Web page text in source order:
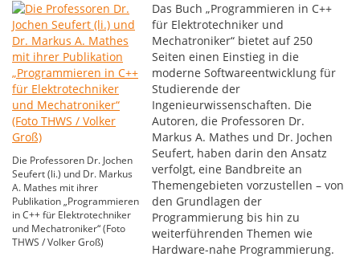
Die Professoren Dr. Jochen
Seufert (li.) und Dr. Markus
A. Mathes mit ihrer
Publikation „Programmieren
in C++ für Elektrotechniker
und Mechatroniker“ (Foto
THWS / Volker Groß)
Das Buch „Programmieren in C++
für Elektrotechniker und
Mechatroniker“ bietet auf 250
Seiten einen Einstieg in die
moderne Softwareentwicklung für
Studierende der
Ingenieurwissenschaften. Die
Autoren, die Professoren Dr.
Markus A. Mathes und Dr. Jochen
Seufert, haben darin den Ansatz
verfolgt, eine Bandbreite an
Themengebieten vorzustellen – von
den Grundlagen der
Programmierung bis hin zu
weiterführenden Themen wie
Hardware-nahe Programmierung.